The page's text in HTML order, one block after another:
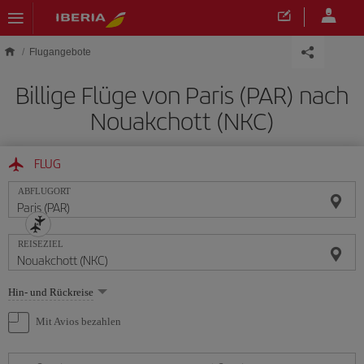
Skip to main content
Flugangebote
Billige Flüge von Paris (PAR) nach
Nouakchott (NKC)
FLUG
ABFLUGORT
REISEZIEL
Wählen
Sie
eine
Option
Hin- und Rückreise
Mit Avios bezahlen